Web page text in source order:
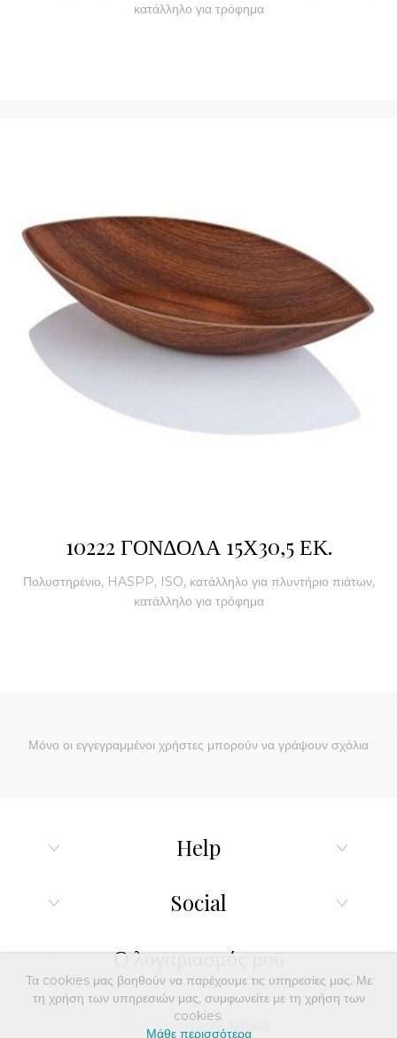
κατάλληλο για τρόφημα
10222 ΓΟΝΔΟΛΑ 15Χ30,5 ΕΚ.
Πολυστηρένιο, HASPP, ISO, κατάλληλο για πλυντήριο πιάτων,
κατάλληλο για τρόφημα
Μόνο οι εγγεγραμμένοι χρήστες μπορούν να γράψουν σχόλια
Help
Social
Ο λογαριασμός μου
Powered by nopCommerce
Τα cookies μας βοηθούν να παρέχουμε τις υπηρεσίες μας. Με
τη χρήση των υπηρεσιών μας, συμφωνείτε με τη χρήση των
cookies.
Μάθε περισσότερα